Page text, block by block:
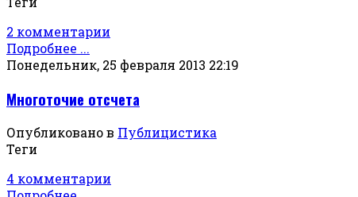
2 комментарии
Подробнее ...
Понедельник, 25 февраля 2013 22:19
Многоточие отсчета
Опубликовано в Публицистика
Теги
4 комментарии